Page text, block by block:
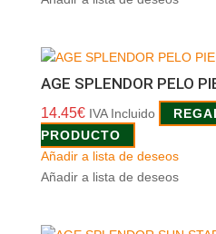
AGE SPLENDOR PELO
14.45€ IVA Incluido
PRODUCTO
Añadir a lista de deseos
Añadir a lista de deseos